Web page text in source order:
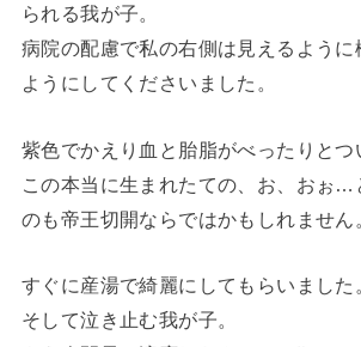
られる我が子。
病院の配慮で私の右側は見えるように
ようにしてくださいました。
紫色でかえり血と胎脂がべったりとつ
この本当に生まれたての、お、おぉ…
のも帝王切開ならではかもしれません
すぐに産湯で綺麗にしてもらいました
そして泣き止む我が子。